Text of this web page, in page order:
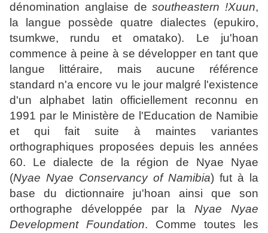
dénomination anglaise desoutheastern !Xuun,
la langue possède quatre dialectes (epukiro,
tsumkwe, rundu et omatako). Le ju'hoan
commence à peine à se développer en tant que
langue littéraire, mais aucune référence
standard n'a encore vu le jour malgré l'existence
d'un alphabet latin officiellement reconnu en
1991 par le Ministère de l'Education de Namibie
et qui fait suite à maintes variantes
orthographiques proposées depuis les années
60. Le dialecte de la région de Nyae Nyae
(Nyae Nyae Conservancy of Namibia) fut à la
base du dictionnaire ju'hoan ainsi que son
orthographe développée par laNyae Nyae
Development Foundation. Comme toutes les